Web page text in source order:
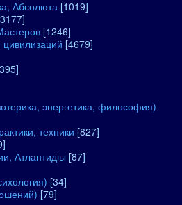
Абсолюта [1019]
[1246]
[4679]
энергетика, философия)
техники [827]
Атлантидіы [87]
[34]
[79]